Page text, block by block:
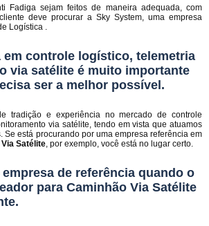
Fadiga sejam feitos de maneira adequada, com
deve procurar a Sky System, uma empresa
Logística .
em controle logístico, telemetria
via satélite é muito importante
ser a melhor possível.
tradição e experiência no mercado de controle
via satélite, tendo em vista que atuamos
Se está procurando por uma empresa referência em
Satélite, por exemplo, você está no lugar certo.
de referência quando o
para Caminhão Via Satélite
.